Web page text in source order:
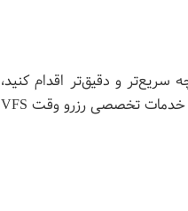
و دقیق‌تر اقدام کنید،
شانس موفقیت شما بیشتر خواهد بود. اگر به دنبال راهی مطمئن و بی‌دردسر هستید، می‌توانید از خدمات تخصصی رزرو وقت VFS